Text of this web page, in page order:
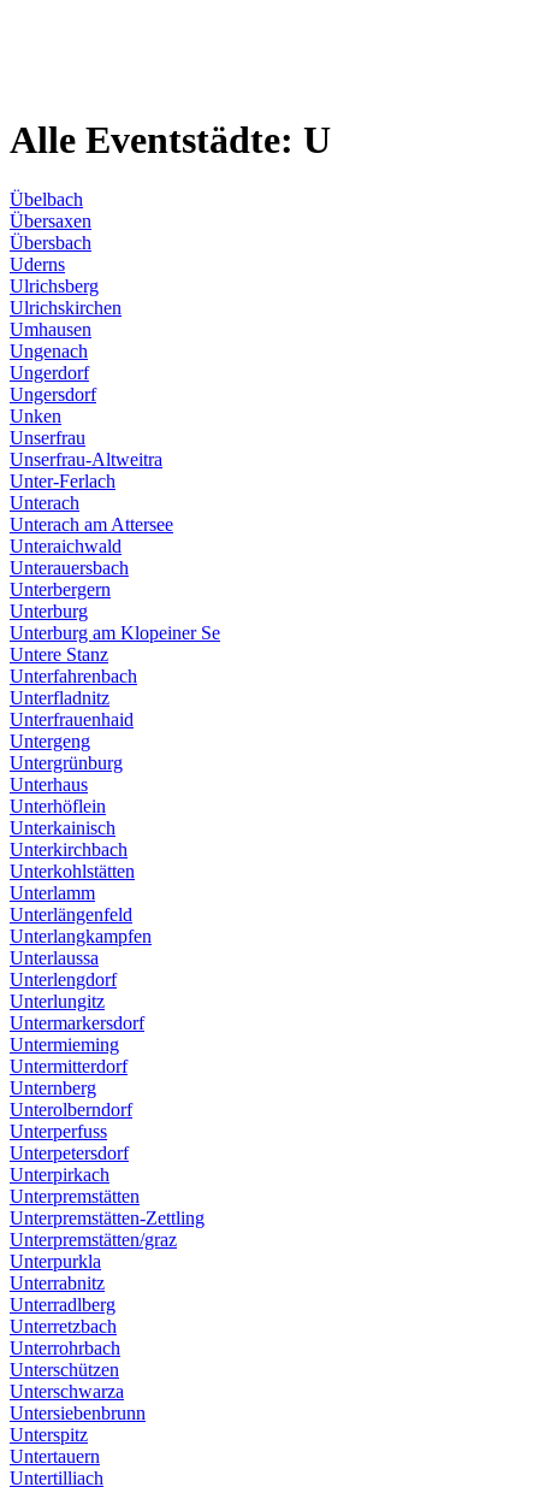
Alle Eventstädte: U
Übelbach
Übersaxen
Übersbach
Uderns
Ulrichsberg
Ulrichskirchen
Umhausen
Ungenach
Ungerdorf
Ungersdorf
Unken
Unserfrau
Unserfrau-Altweitra
Unter-Ferlach
Unterach
Unterach am Attersee
Unteraichwald
Unterauersbach
Unterbergern
Unterburg
Unterburg am Klopeiner Se
Untere Stanz
Unterfahrenbach
Unterfladnitz
Unterfrauenhaid
Untergeng
Untergrünburg
Unterhaus
Unterhöflein
Unterkainisch
Unterkirchbach
Unterkohlstätten
Unterlamm
Unterlängenfeld
Unterlangkampfen
Unterlaussa
Unterlengdorf
Unterlungitz
Untermarkersdorf
Untermieming
Untermitterdorf
Unternberg
Unterolberndorf
Unterperfuss
Unterpetersdorf
Unterpirkach
Unterpremstätten
Unterpremstätten-Zettling
Unterpremstätten/graz
Unterpurkla
Unterrabnitz
Unterradlberg
Unterretzbach
Unterrohrbach
Unterschützen
Unterschwarza
Untersiebenbrunn
Unterspitz
Untertauern
Untertilliach